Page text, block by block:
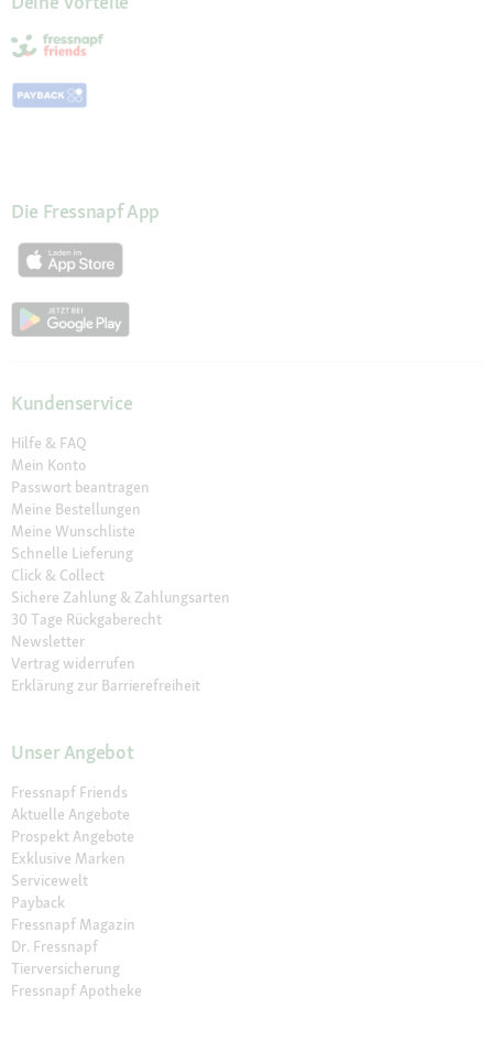
Die Fressnapf App
Kundenservice
Hilfe & FAQ
Mein Konto
Passwort beantragen
Meine Bestellungen
Meine Wunschliste
Schnelle Lieferung
Click & Collect
Sichere Zahlung & Zahlungsarten
30 Tage Rückgaberecht
Newsletter
Vertrag widerrufen
Erklärung zur Barrierefreiheit
Unser Angebot
Fressnapf Friends
Aktuelle Angebote
Prospekt Angebote
Exklusive Marken
Servicewelt
Payback
Fressnapf Magazin
Dr. Fressnapf
Tierversicherung
Fressnapf Apotheke